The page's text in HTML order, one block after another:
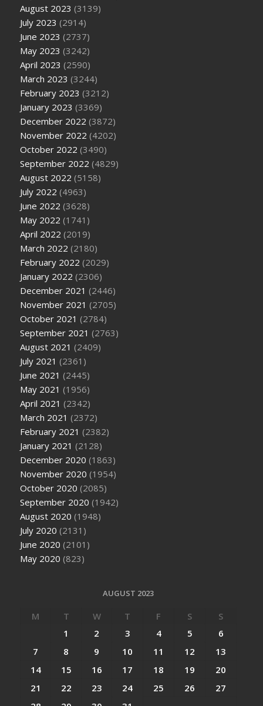
August 2023 (3139)
July 2023 (2914)
June 2023 (2737)
May 2023 (3242)
April 2023 (2590)
March 2023 (3244)
February 2023 (3212)
January 2023 (3369)
December 2022 (3872)
November 2022 (4202)
October 2022 (3490)
September 2022 (4829)
August 2022 (5158)
July 2022 (4963)
June 2022 (3628)
May 2022 (1741)
April 2022 (2019)
March 2022 (2180)
February 2022 (2029)
January 2022 (2306)
December 2021 (2446)
November 2021 (2705)
October 2021 (2784)
September 2021 (2763)
August 2021 (2409)
July 2021 (2361)
June 2021 (2445)
May 2021 (1956)
April 2021 (2342)
March 2021 (2372)
February 2021 (2382)
January 2021 (2128)
December 2020 (1863)
November 2020 (1954)
October 2020 (2085)
September 2020 (1942)
August 2020 (1948)
July 2020 (2131)
June 2020 (2101)
May 2020 (823)
AUGUST 2023
M T W T F S
S
1
2 3 4 5
6
7
8 9 10 11 12
13
14
15 16 17 18 19
20
21
22 23 24 25 26
27